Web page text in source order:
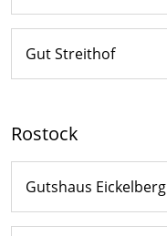
Gut Streithof
Rostock
Gutshaus Eickelberg